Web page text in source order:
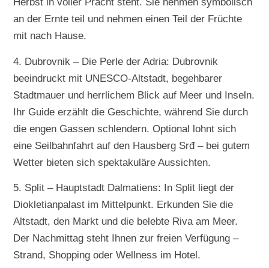
Herbst in voller Pracht steht. Sie nehmen symbolisch
an der Ernte teil und nehmen einen Teil der Früchte
mit nach Hause.
4. Dubrovnik – Die Perle der Adria: Dubrovnik
beeindruckt mit UNESCO-Altstadt, begehbarer
Stadtmauer und herrlichem Blick auf Meer und Inseln.
Ihr Guide erzählt die Geschichte, während Sie durch
die engen Gassen schlendern. Optional lohnt sich
eine Seilbahnfahrt auf den Hausberg Srđ – bei gutem
Wetter bieten sich spektakuläre Aussichten.
5. Split – Hauptstadt Dalmatiens: In Split liegt der
Diokletianpalast im Mittelpunkt. Erkunden Sie die
Altstadt, den Markt und die belebte Riva am Meer.
Der Nachmittag steht Ihnen zur freien Verfügung –
Strand, Shopping oder Wellness im Hotel.